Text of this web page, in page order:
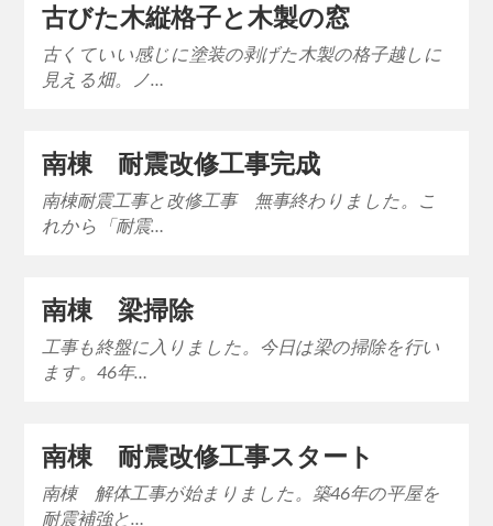
古びた木縦格子と木製の窓
古くていい感じに塗装の剥げた木製の格子越しに
見える畑。ノ…
南棟 耐震改修工事完成
南棟耐震工事と改修工事 無事終わりました。こ
れから「耐震…
南棟 梁掃除
工事も終盤に入りました。今日は梁の掃除を行い
ます。46年…
南棟 耐震改修工事スタート
南棟 解体工事が始まりました。築46年の平屋を
耐震補強と…